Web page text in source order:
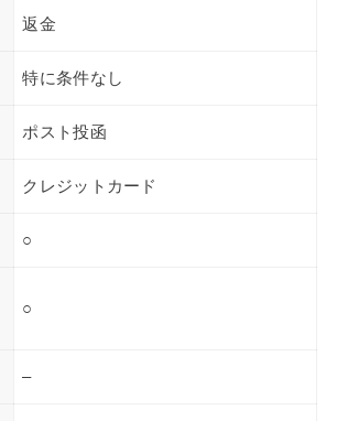
返金
特に条件なし
ポスト投函
クレジットカード
○
○
–